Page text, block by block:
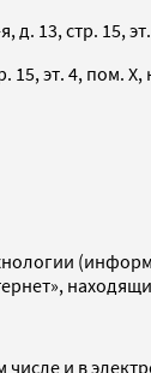
д. 13, стр. 15,
15, эт. 4, пом. X,
и в